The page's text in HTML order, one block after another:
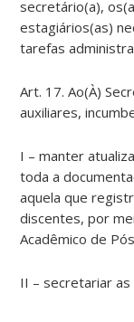
secretário(a),
estagiários(as)
tarefas
Art. 17. Ao(À)
auxiliares,
I – manter
toda a
aquela que
discentes, por
Acadêmico de
II – secretariar as